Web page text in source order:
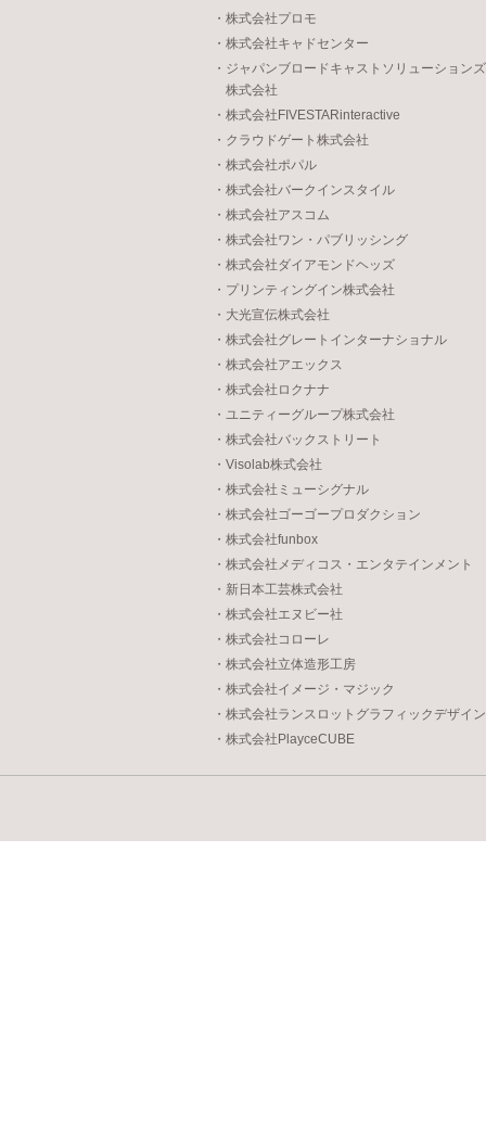
・株式会社プロモ
・株式会社キャドセンター
・ジャパンブロードキャストソリューションズ
株式会社
・株式会社FIVESTARinteractive
・クラウドゲート株式会社
・株式会社ポパル
・株式会社バークインスタイル
・株式会社アスコム
・株式会社ワン・パブリッシング
・株式会社ダイアモンドヘッズ
・プリンティングイン株式会社
・大光宣伝株式会社
・株式会社グレートインターナショナル
・株式会社アエックス
・株式会社ロクナナ
・ユニティーグループ株式会社
・株式会社バックストリート
・Visolab株式会社
・株式会社ミューシグナル
・株式会社ゴーゴープロダクション
・株式会社funbox
・株式会社メディコス・エンタテインメント
・新日本工芸株式会社
・株式会社エヌビー社
・株式会社コローレ
・株式会社立体造形工房
・株式会社イメージ・マジック
・株式会社ランスロットグラフィックデザイン
・株式会社PlayceCUBE